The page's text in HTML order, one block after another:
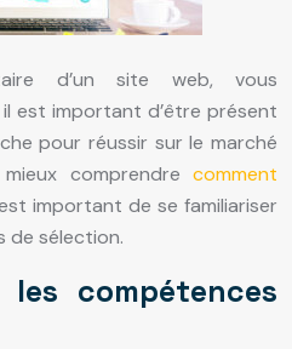
d’un site web, vous
est important d’être présent
pour réussir sur le marché
comprendre comment
important de se familiariser
de sélection.
les compétences